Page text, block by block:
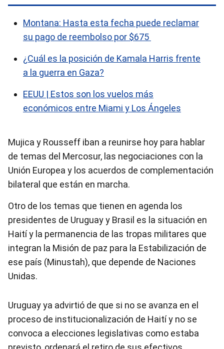
Montana: Hasta esta fecha puede reclamar
su pago de reembolso por $675
¿Cuál es la posición de Kamala Harris frente
a la guerra en Gaza?
EEUU | Estos son los vuelos más
económicos entre Miami y Los Ángeles
Mujica y Rousseff iban a reunirse hoy para hablar
de temas del Mercosur, las negociaciones con la
Unión Europea y los acuerdos de complementación
bilateral que están en marcha.
Otro de los temas que tienen en agenda los
presidentes de Uruguay y Brasil es la situación en
Haití y la permanencia de las tropas militares que
integran la Misión de paz para la Estabilización de
ese país (Minustah), que depende de Naciones
Unidas.
Uruguay ya advirtió de que si no se avanza en el
proceso de institucionalización de Haití y no se
convoca a elecciones legislativas como estaba